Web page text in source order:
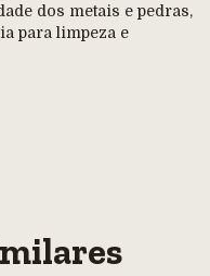
dos metais e pedras,
para limpeza e